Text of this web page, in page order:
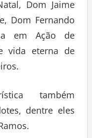
Dom Jaime
Dom Fernando
em Ação de
vida eterna de
também
dentre eles